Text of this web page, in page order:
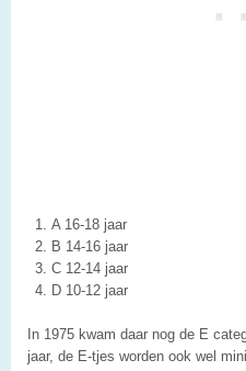
A 16-18 jaar
B 14-16 jaar
C 12-14 jaar
D 10-12 jaar
In 1975 kwam daar nog de E
jaar, de E-tjes worden ook wel